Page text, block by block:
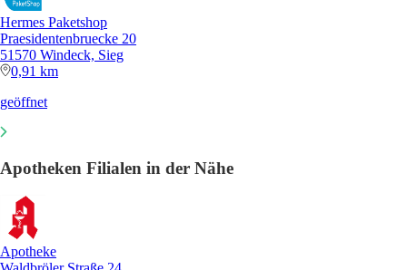
Hermes Paketshop
Praesidentenbruecke 20
51570 Windeck, Sieg
0,91 km
geöffnet
Apotheken Filialen in der Nähe
Apotheke